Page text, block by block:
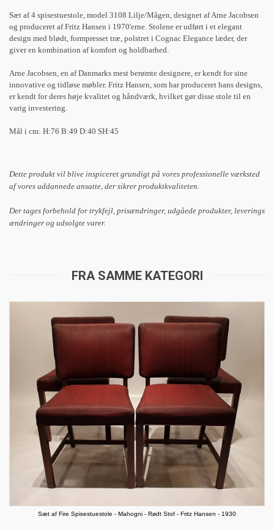
Sæt af 4 spisestuestole, model 3108 Lilje/Mågen, designet af Arne Jacobsen
og produceret af Fritz Hansen i 1970'erne. Stolene er udført i et elegant
design med blødt, formpresset træ, polstret i Cognac Elegance læder, der
giver en kombination af komfort og holdbarhed.
Arne Jacobsen, en af Danmarks mest berømte designere, er kendt for sine
innovative og tidløse møbler. Fritz Hansen, som har produceret hans designs,
er kendt for deres høje kvalitet og håndværk, hvilket gør disse stole til en
varig investering.
Mål i cm: H:76 B:49 D:40 SH:45
Dette produkt vil blive inspiceret grundigt på vores professionelle værksted
af vores uddannede ansatte, der sikrer produktkvaliteten.
Der tages forbehold for trykfejl, prisændringer, udgåede produkter, leverings
ændringer og udsolgte varer.
FRA SAMME KATEGORI
Sæt af Fire Spisestuestole - Mahogni - Rødt Stof - Fritz Hansen - 1930